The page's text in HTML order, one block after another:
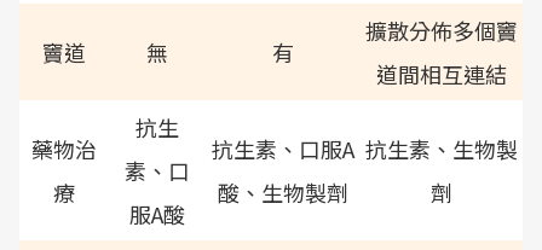
竇道 無 有
擴散分佈多個竇
道間相互連結
藥物治
療
抗生
素、口
服A酸
抗生素、口服A
酸、生物製劑
抗生素、生物製
劑